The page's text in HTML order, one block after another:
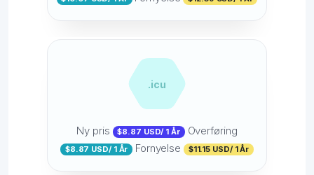
.icu
Ny pris $8.87 USD/ 1 År Overføring
$8.87 USD/ 1 År Fornyelse $11.15 USD/ 1 År